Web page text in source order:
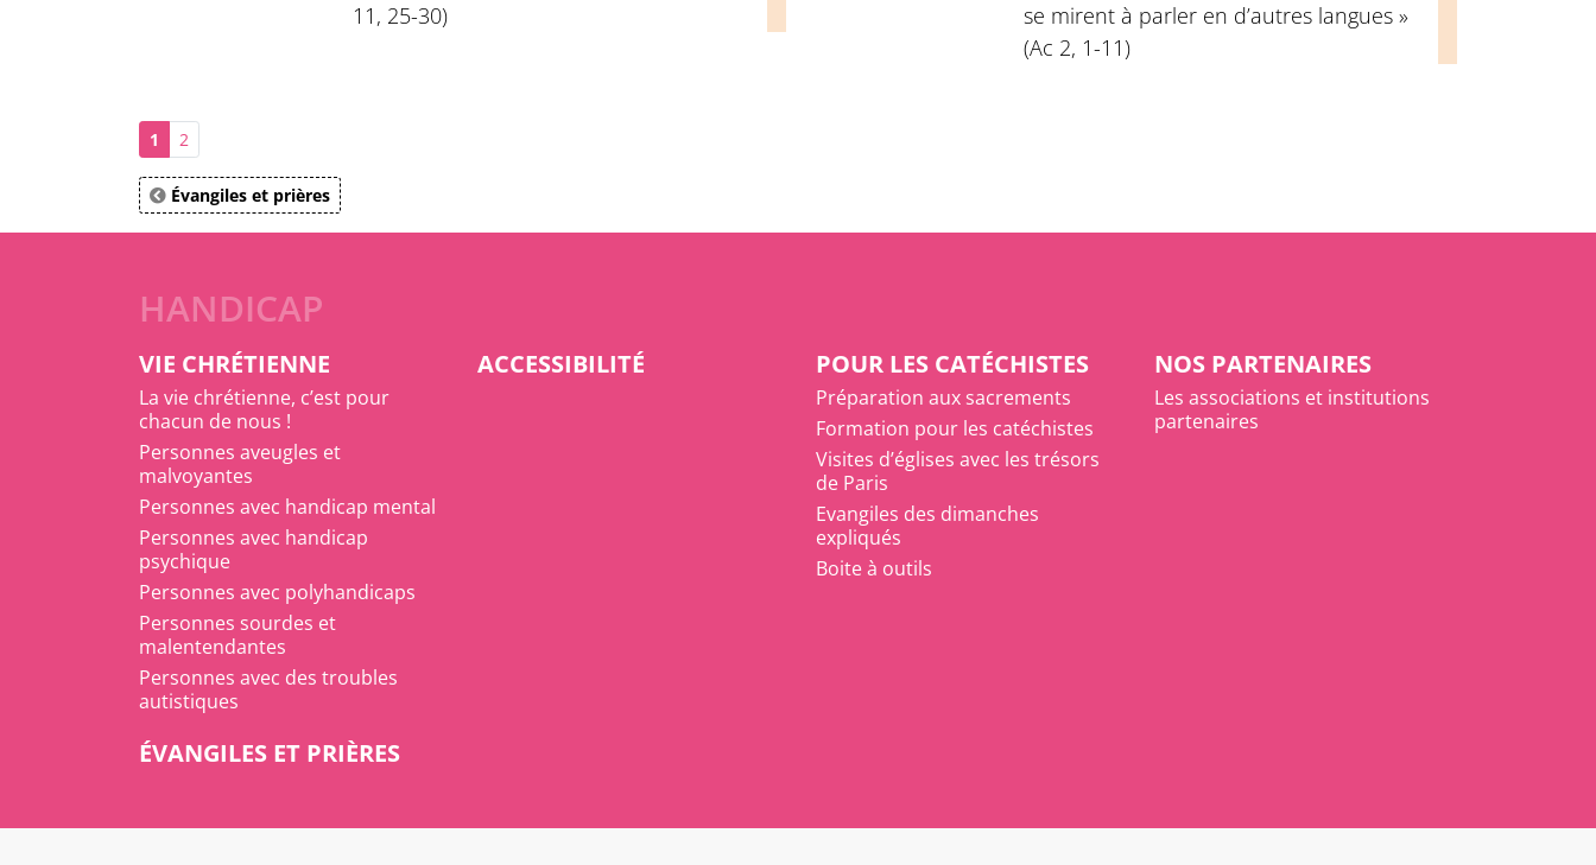
11, 25-30)
se mirent à parler en d’autres langues »
(Ac 2, 1-11)
1 2
Évangiles et prières
HANDICAP
VIE CHRÉTIENNE
La vie chrétienne, c’est pour
chacun de nous !
Personnes aveugles et
malvoyantes
Personnes avec handicap mental
Personnes avec handicap
psychique
Personnes avec polyhandicaps
Personnes sourdes et
malentendantes
Personnes avec des troubles
autistiques
ACCESSIBILITÉ POUR LES CATÉCHISTES
Préparation aux sacrements
Formation pour les catéchistes
Visites d’églises avec les trésors
de Paris
Evangiles des dimanches
expliqués
Boite à outils
NOS PARTENAIRES
Les associations et institutions
partenaires
ÉVANGILES ET PRIÈRES